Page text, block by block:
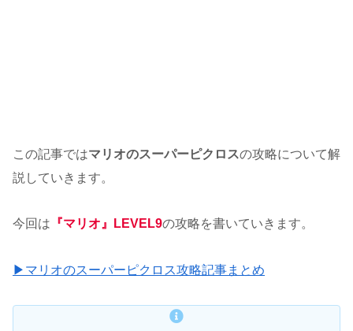
この記事ではマリオのスーパーピクロスの攻略について解
説していきます。
今回は 『マリオ』LEVEL9の攻略を書いていきます。
▶マリオのスーパーピクロス攻略記事まとめ